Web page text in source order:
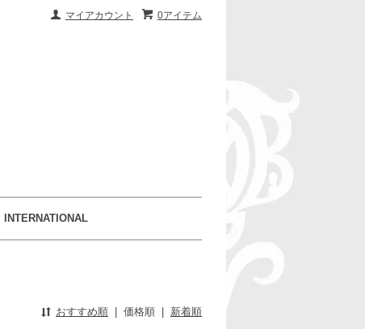
0アイテム
マイアカウント
INTERNATIONAL
おすすめ順 | 価格順 | 新着順